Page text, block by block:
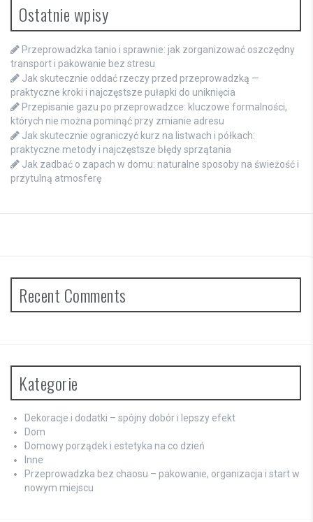
Ostatnie wpisy
Przeprowadzka tanio i sprawnie: jak zorganizować oszczędny
transport i pakowanie bez stresu
Jak skutecznie oddać rzeczy przed przeprowadzką —
praktyczne kroki i najczęstsze pułapki do uniknięcia
Przepisanie gazu po przeprowadzce: kluczowe formalności,
których nie można pominąć przy zmianie adresu
Jak skutecznie ograniczyć kurz na listwach i półkach:
praktyczne metody i najczęstsze błędy sprzątania
Jak zadbać o zapach w domu: naturalne sposoby na świeżość i
przytulną atmosferę
Recent Comments
Kategorie
Dekoracje i dodatki – spójny dobór i lepszy efekt
Dom
Domowy porządek i estetyka na co dzień
Inne
Przeprowadzka bez chaosu – pakowanie, organizacja i start w
nowym miejscu